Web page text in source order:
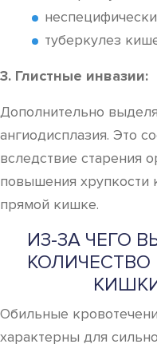
туберкулез
3. Глистные инвазии:
Дополнительно
ангиодисплазия. Это
вследствие старения
повышения хрупкости
прямой кишке.
ИЗ-ЗА ЧЕГО
Обильные
характерны для